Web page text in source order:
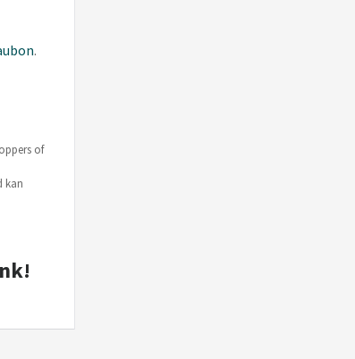
.
of
kan